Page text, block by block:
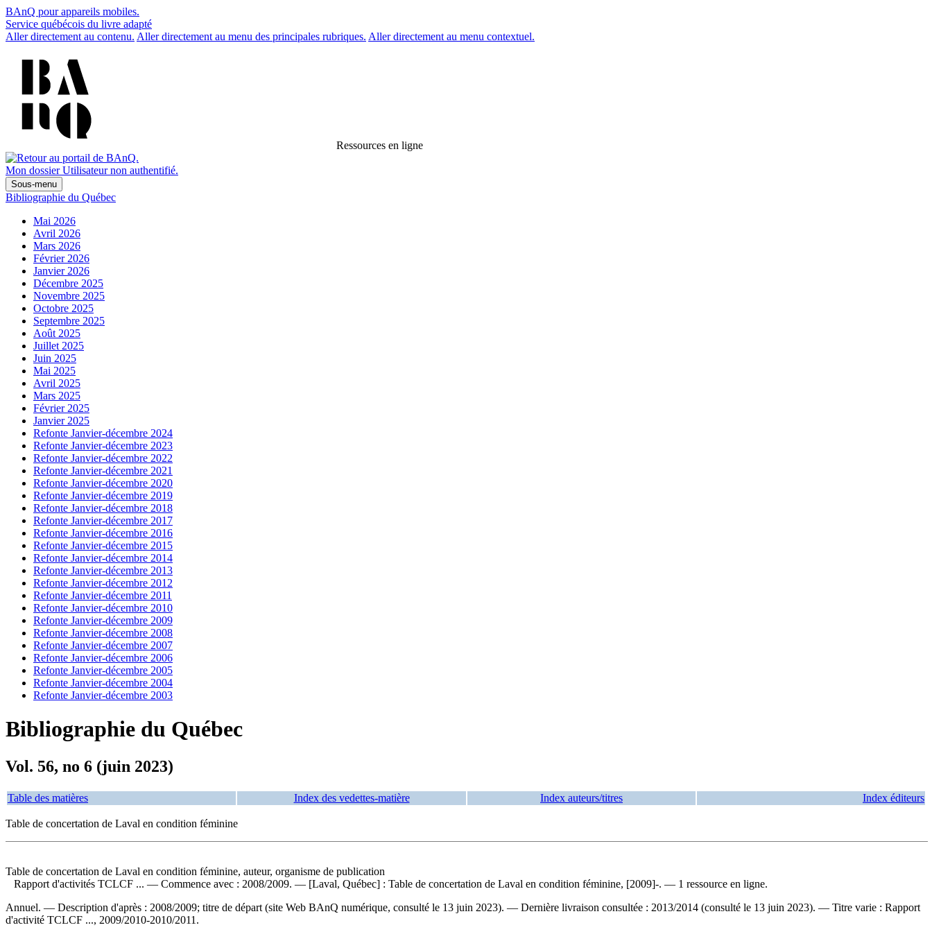
BAnQ pour appareils mobiles.
Service québécois du livre adapté
Aller directement au contenu. Aller directement au menu des principales rubriques. Aller directement au menu contextuel.
Ressources en ligne
Mon dossier Utilisateur non authentifié.
Sous-menu
Bibliographie du Québec
Mai 2026
Avril 2026
Mars 2026
Février 2026
Janvier 2026
Décembre 2025
Novembre 2025
Octobre 2025
Septembre 2025
Août 2025
Juillet 2025
Juin 2025
Mai 2025
Avril 2025
Mars 2025
Février 2025
Janvier 2025
Refonte Janvier-décembre 2024
Refonte Janvier-décembre 2023
Refonte Janvier-décembre 2022
Refonte Janvier-décembre 2021
Refonte Janvier-décembre 2020
Refonte Janvier-décembre 2019
Refonte Janvier-décembre 2018
Refonte Janvier-décembre 2017
Refonte Janvier-décembre 2016
Refonte Janvier-décembre 2015
Refonte Janvier-décembre 2014
Refonte Janvier-décembre 2013
Refonte Janvier-décembre 2012
Refonte Janvier-décembre 2011
Refonte Janvier-décembre 2010
Refonte Janvier-décembre 2009
Refonte Janvier-décembre 2008
Refonte Janvier-décembre 2007
Refonte Janvier-décembre 2006
Refonte Janvier-décembre 2005
Refonte Janvier-décembre 2004
Refonte Janvier-décembre 2003
Bibliographie du Québec
Vol. 56, no 6 (juin 2023)
Table des matières Index des vedettes-matière Index auteurs/titres Index éditeurs
Table de concertation de Laval en condition féminine
Table de concertation de Laval en condition féminine, auteur, organisme de publication
Rapport d'activités TCLCF ... — Commence avec : 2008/2009. — [Laval, Québec] : Table de concertation de Laval en condition féminine, [2009]-. — 1 ressource en ligne.
Annuel. — Description d'après : 2008/2009; titre de départ (site Web BAnQ numérique, consulté le 13 juin 2023). — Dernière livraison consultée : 2013/2014 (consulté le 13 juin 2023). — Titre varie : Rapport
d'activité TCLCF ..., 2009/2010-2010/2011.